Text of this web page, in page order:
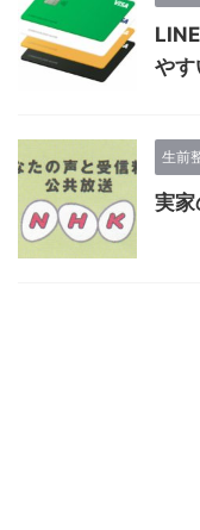
やす
生前
実家